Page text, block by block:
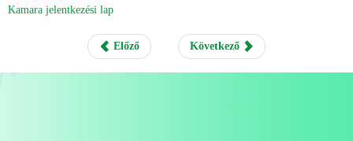
Kamara jelentkezési lap
Előző Következő